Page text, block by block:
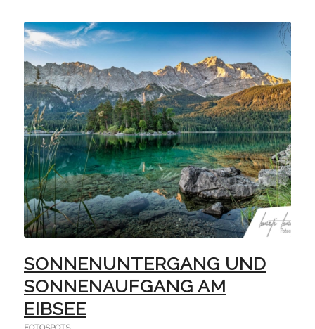
SONNENUNTERGANG UND
SONNENAUFGANG AM
EIBSEE